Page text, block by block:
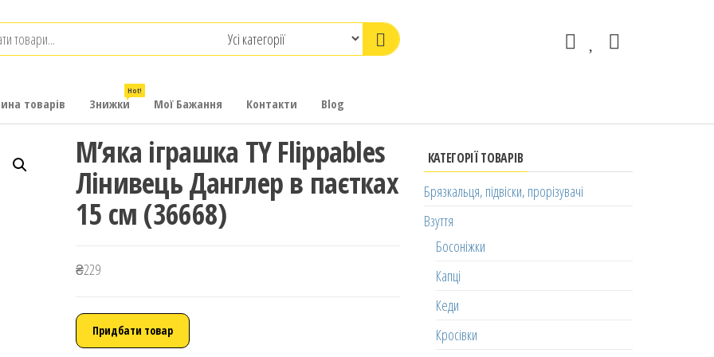
товарів Знижки
Hot!
Мої Бажання Контакти Blog
М’яка іграшка TY Flippables
Лінивець Данглер в паєтках
15 см (36668)
₴229
Придбати товар
КАТЕГОРІЇ ТОВАРІВ
Брязкальця, підвіски, прорізувачі
Взуття
Босоніжки
Капці
Кеди
Кросівки